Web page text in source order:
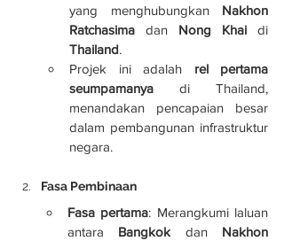
yang menghubungkan Nakhon
Ratchasima dan Nong Khai
Thailand.
Projek ini adalah rel pertama
seumpamanya di Thailand,
menandakan pencapaian besar
dalam pembangunan infrastruktur
negara.
Fasa Pembinaan
Fasa pertama: Merangkumi laluan
antara Bangkok dan Nakhon